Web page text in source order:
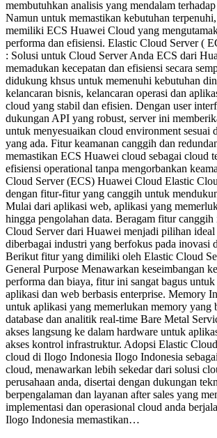
membutuhkan analisis yang mendalam
Namun untuk memastikan kebutuhan
memiliki ECS Huawei Cloud yang
performa dan efisiensi. Elastic Cloud Server (
: Solusi untuk Cloud Server Anda ECS dari
memadukan kecepatan dan efisiensi secara
didukung khsus untuk memenuhi kebutuhan
kelancaran bisnis, kelancaran operasi dan
cloud yang stabil dan efisien. Dengan user
dukungan API yang robust, server ini
untuk menyesuaikan cloud environment sesuai
yang ada. Fitur keamanan canggih dan
memastikan ECS Huawei cloud sebagai cloud
efisiensi operational tanpa mengorbankan
Cloud Server (ECS) Huawei Cloud Elastic
dengan fitur-fitur yang canggih untuk
Mulai dari aplikasi web, aplikasi yang
hingga pengolahan data. Beragam fitur
Cloud Server dari Huawei menjadi pilihan
diberbagai industri yang berfokus pada inovasi
Berikut fitur yang dimiliki oleh Elastic Cloud
General Purpose Menawarkan keseimbangan
performa dan biaya, fitur ini sangat bagus
aplikasi dan web berbasis enterprise. Memory
untuk aplikasi yang memerlukan memory yang
database dan analitik real-time Bare Metal
akses langsung ke dalam hardware untuk
akses kontrol infrastruktur. Adopsi Elastic
cloud di Ilogo Indonesia Ilogo Indonesia
cloud, menawarkan lebih sekedar dari solusi
perusahaan anda, disertai dengan dukungan
berpengalaman dan layanan after sales yang
implementasi dan operasional cloud anda
Ilogo Indonesia memastikan…